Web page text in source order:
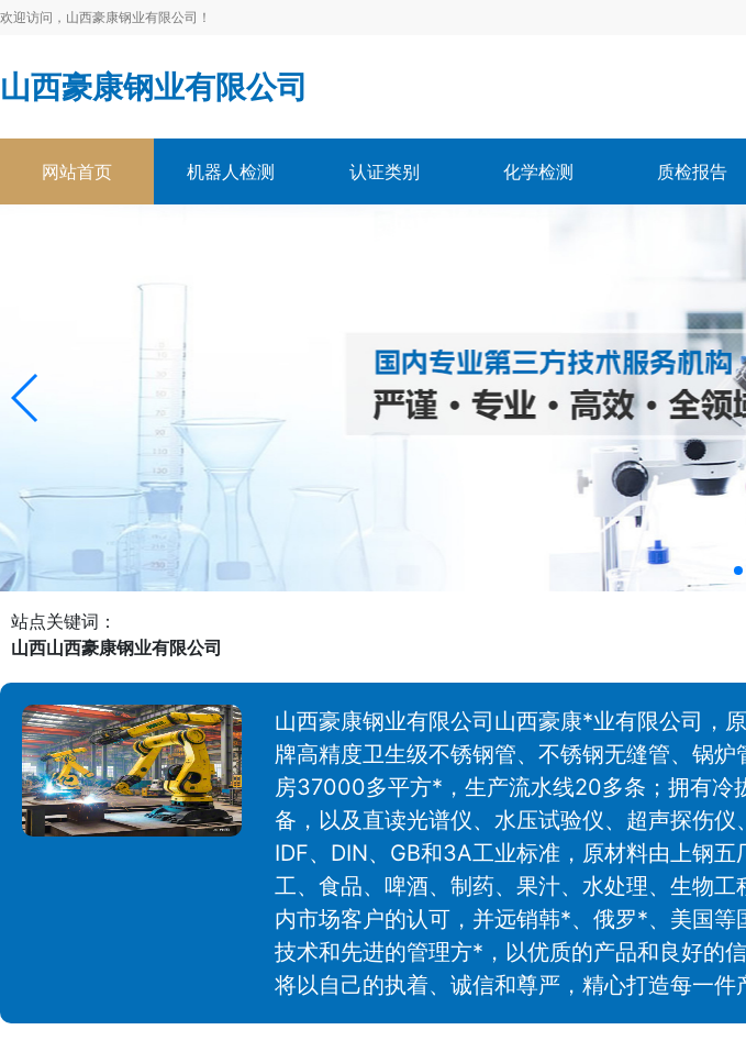
欢迎访问，山西豪康钢业有限公司！
山西豪康钢业有限公司
网站首页 机器人检测 认证类别 化学检测 质检报告
站点关键词：
山西山西豪康钢业有限公司
山西豪康钢业有限公司山西豪康*业有限公司，
牌高精度卫生级不锈钢管、不锈钢无缝管、锅
房37000多平方*，生产流水线20多条；拥有冷
备，以及直读光谱仪、水压试验仪、超声探伤
IDF、DIN、GB和3A工业标准，原材料由上钢
工、食品、啤酒、制药、果汁、水处理、生物
内市场客户的认可，并远销韩*、俄罗*、美国
技术和先进的管理方*，以优质的产品和良好的
将以自己的执着、诚信和尊严，精心打造每一件